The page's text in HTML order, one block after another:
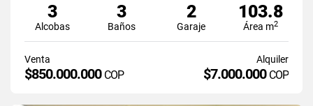
3
Alcobas
3
Baños
2
Garaje
103.8
Área m2
Venta
$850.000.000 COP
Alquiler
$7.000.000 COP